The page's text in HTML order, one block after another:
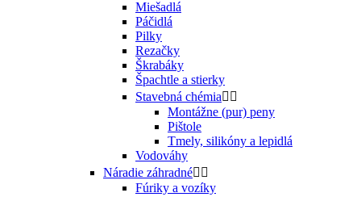
Miešadlá
Páčidlá
Pilky
Rezačky
Škrabáky
Špachtle a stierky
Stavebná chémia 
Montážne (pur) peny
Pištole
Tmely, silikóny a lepidlá
Vodováhy
Náradie záhradné 
Fúriky a vozíky